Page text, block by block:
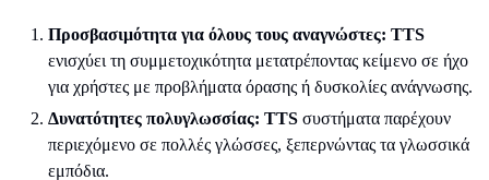
Προσβασιμότητα για όλους τους αναγνώστες: TTS
ενισχύει τη συμμετοχικότητα μετατρέποντας κείμενο σε ήχο
για χρήστες με προβλήματα όρασης ή δυσκολίες ανάγνωσης.
Δυνατότητες πολυγλωσσίας: TTS συστήματα παρέχουν
περιεχόμενο σε πολλές γλώσσες, ξεπερνώντας τα γλωσσικά
εμπόδια.